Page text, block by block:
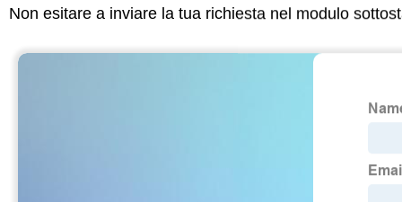
Non esitare a inviare la tua richiesta nel modulo